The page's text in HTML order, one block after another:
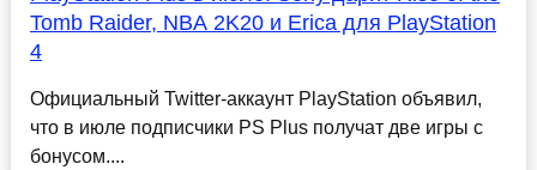
Tomb Raider, NBA 2K20 и Erica для PlayStation
4
Официальный Twitter-аккаунт PlayStation объявил,
что в июле подписчики PS Plus получат две игры с
бонусом....